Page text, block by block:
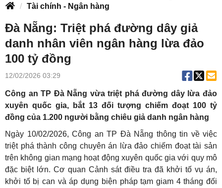
Tài chính - Ngân hàng
Đà Nẵng: Triệt phá đường dây giả
danh nhân viên ngân hàng lừa đảo
100 tỷ đồng
12/02/2026 03:29
Công an TP Đà Nẵng vừa triệt phá đường dây lừa đảo
xuyên quốc gia, bắt 13 đối tượng chiếm đoạt 100 tỷ
đồng của 1.200 người bằng chiêu giả danh ngân hàng
Ngày 10/02/2026, Công an TP Đà Nẵng thông tin về việc
triệt phá thành công chuyên án lừa đảo chiếm đoạt tài sản
trên không gian mạng hoạt động xuyên quốc gia với quy mô
đặc biệt lớn. Cơ quan Cảnh sát điều tra đã khởi tố vụ án,
khởi tố bị can và áp dụng biện pháp tạm giam 4 tháng đối